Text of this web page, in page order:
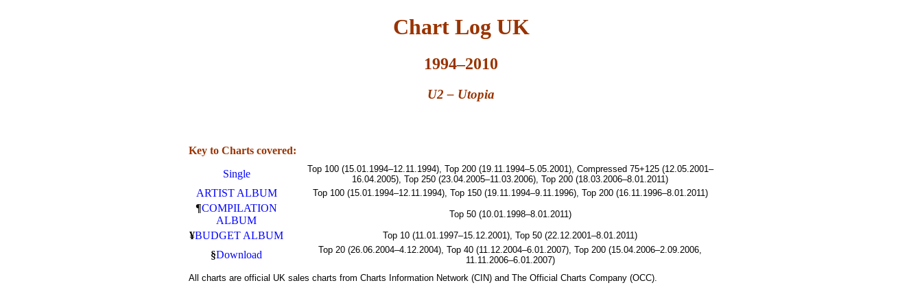
Chart Log UK
1994–2010
U2 – Utopia
Key to Charts covered:
Single
Top 100 (15.01.1994–12.11.1994), Top 200 (19.11.1994–5.05.2001), Compressed 75+125 (12.05.2001–
16.04.2005), Top 250 (23.04.2005–11.03.2006), Top 200 (18.03.2006–8.01.2011)
ARTIST ALBUM Top 100 (15.01.1994–12.11.1994), Top 150 (19.11.1994–9.11.1996), Top 200 (16.11.1996–8.01.2011)
¶COMPILATION
ALBUM
Top 50 (10.01.1998–8.01.2011)
¥BUDGET ALBUM Top 10 (11.01.1997–15.12.2001), Top 50 (22.12.2001–8.01.2011)
§Download
Top 20 (26.06.2004–4.12.2004), Top 40 (11.12.2004–6.01.2007), Top 200 (15.04.2006–2.09.2006,
11.11.2006–6.01.2007)
All charts are official UK sales charts from Charts Information Network (CIN) and The Official Charts Company (OCC).